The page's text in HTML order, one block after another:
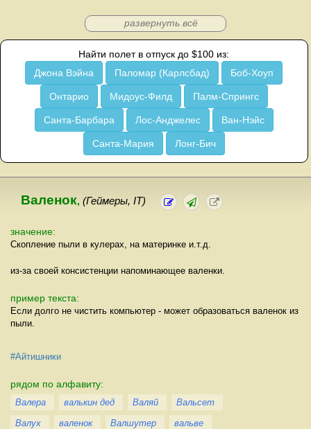
развернуть всё
Найти полет в отпуск до $100 из:
Джона Вэйна
Паломар (Карлсбад) Боб-Хоуп
Онтарио Мидоус-Филд Палм-Спрингс
Санта-Барбара Лос-Анджелес Ван-Нэйс
Санта-Мария Лонг-Бич
Валенок, (Геймеры, IT)
значение:
Скопление пыли в кулерах, на материнке и.т.д.
из-за своей консистенции напоминающее валенки.
пример текста:
Если долго не чистить компьютер - может образоваться валенок из
пыли.
#Айтишники
рядом по алфавиту:
Валера валькин дед Валяй
Вальсет
Валух
валенок Валшутер
вальве